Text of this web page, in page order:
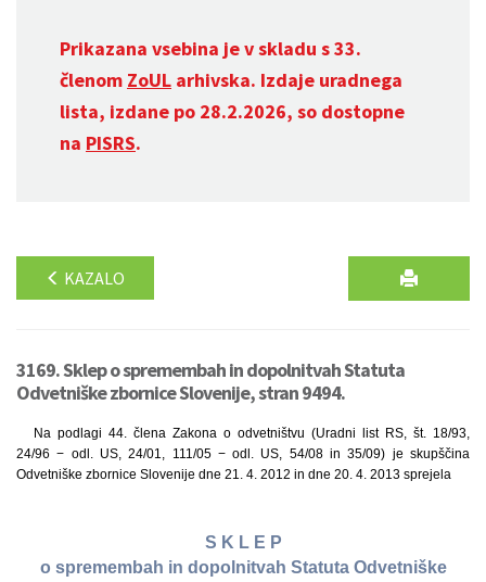
Prikazana vsebina je v skladu s 33.
členom ZoUL arhivska. Izdaje uradnega
lista, izdane po 28.2.2026, so dostopne
na PISRS.
KAZALO
3169. Sklep o spremembah in dopolnitvah Statuta
Odvetniške zbornice Slovenije, stran 9494.
Na podlagi 44. člena Zakona o odvetništvu (Uradni list RS, št. 18/93,
24/96 − odl. US, 24/01, 111/05 − odl. US, 54/08 in 35/09) je skupščina
Odvetniške zbornice Slovenije dne 21. 4. 2012 in dne 20. 4. 2013 sprejela
S K L E P
o spremembah in dopolnitvah Statuta Odvetniške